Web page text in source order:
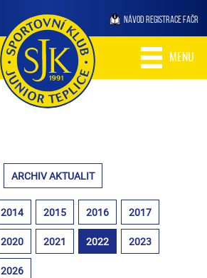
NÁVOD REGISTRACE FAČR
MENU
ARCHIV AKTUALIT
2014 2015 2016 2017
2020 2021 2022 2023
2026